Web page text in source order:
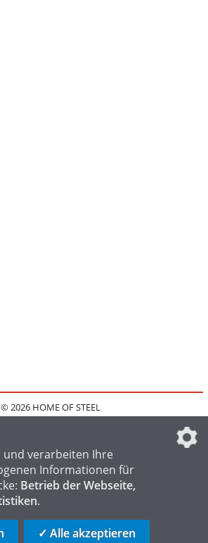
© 2026 HOME OF STEEL
IMPRESSUM
DATENSCHUTZEINSTELLUNGEN
HOME OF LOGISTICS
verarbeiten Ihre
Informationen für
Betrieb der Webseite,
.
✓ Alle akzeptieren